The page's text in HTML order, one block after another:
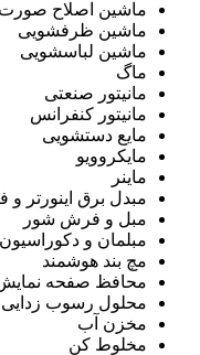
ماشین اصلاح صورت
ماشین ظرفشویی
ماشین لباسشویی
ماگ
مانیتور صنعتی
مانیتور کنفرانس
مایع دستشویی
مایکروویو
ماینر
مبدل برق اینورتر و
مبل و فرش شور
مبلمان و
مچ بند هوشمند
محافظ صفحه
محلول رسوب زدایی
مخزن آب
مخلوط کن